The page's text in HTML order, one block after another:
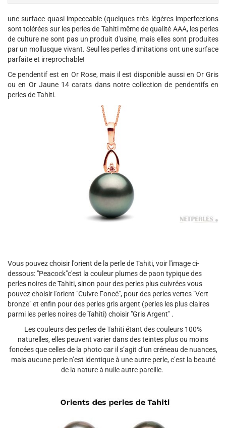
une surface quasi impeccable (quelques très légères imperfections
sont tolérées sur les perles de Tahiti même de qualité AAA, les perles
de culture ne sont pas un produit d'usine, mais elles sont produites
par un mollusque vivant. Seul les perles d'imitations ont une surface
parfaite et irreprochable!
Ce pendentif est en Or Rose, mais il est disponible aussi en Or Gris
ou en Or Jaune 14 carats dans notre collection de pendentifs en
perles de Tahiti.
Vous pouvez choisir l'orient de la perle de Tahiti, voir l'image ci-
dessous: "Peacock"c'est la couleur plumes de paon typique des
perles noires de Tahiti, sinon pour des perles plus cuivrées vous
pouvez choisir l'orient "Cuivre Foncé", pour des perles vertes "Vert
bronze" et enfin pour des perles gris argent (perles les plus claires
parmi les perles noires de Tahiti) choisir "Gris Argent" .
Les couleurs des perles de Tahiti étant des couleurs 100%
naturelles, elles peuvent varier dans des teintes plus ou moins
foncées que celles de la photo car il s’agit d’un créneau de nuances,
mais aucune perle n’est identique à une autre perle, c’est la beauté
de la nature à nulle autre pareille.